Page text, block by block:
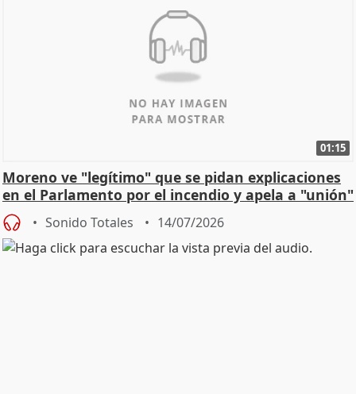
01:15
Moreno ve "legítimo" que se pidan explicaciones
en el Parlamento por el incendio y apela a "unión"
y
Sonido Totales 14/07/2026